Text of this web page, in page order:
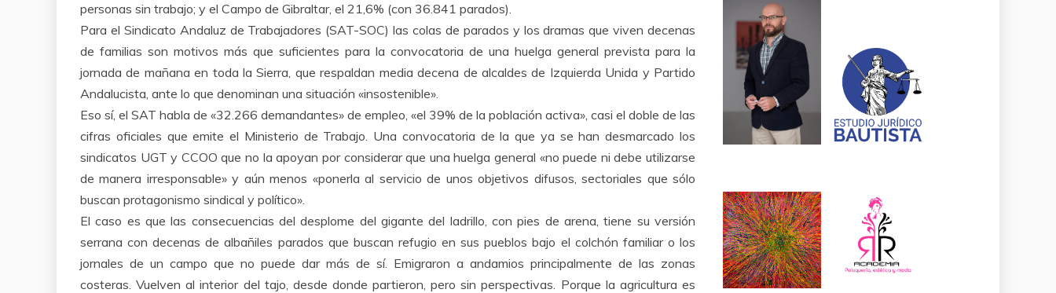
personas sin trabajo; y el Campo de Gibraltar, el 21,6% (con 36.841 parados).
Para el Sindicato Andaluz de Trabajadores (SAT-SOC) las colas de parados y los dramas que viven decenas
de familias son motivos más que suficientes para la convocatoria de una huelga general prevista para la
jornada de mañana en toda la Sierra, que respaldan media decena de alcaldes de Izquierda Unida y Partido
Andalucista, ante lo que denominan una situación «insostenible».
Eso sí, el SAT habla de «32.266 demandantes» de empleo, «el 39% de la población activa», casi el doble de las
cifras oficiales que emite el Ministerio de Trabajo. Una convocatoria de la que ya se han desmarcado los
sindicatos UGT y CCOO que no la apoyan por considerar que una huelga general «no puede ni debe utilizarse
de manera irresponsable» y aún menos «ponerla al servicio de unos objetivos difusos, sectoriales que sólo
buscan protagonismo sindical y político».
El caso es que las consecuencias del desplome del gigante del ladrillo, con pies de arena, tiene su versión
serrana con decenas de albañiles parados que buscan refugio en sus pueblos bajo el colchón familiar o los
jornales de un campo que no puede dar más de sí. Emigraron a andamios principalmente de las zonas
costeras. Vuelven al interior del tajo, desde donde partieron, pero sin perspectivas. Porque la agricultura es